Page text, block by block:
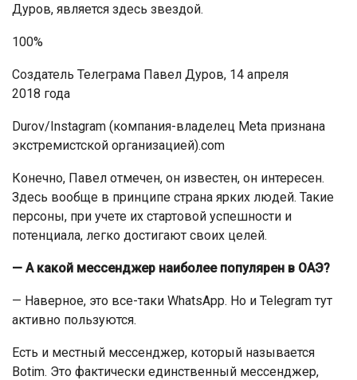
Дуров, является здесь звездой.
100%
Создатель Телеграма Павел Дуров, 14 апреля
2018 года
Durov/Instagram (компания-владелец Meta признана
экстремистской организацией).com
Конечно, Павел отмечен, он известен, он интересен.
Здесь вообще в принципе страна ярких людей. Такие
персоны, при учете их стартовой успешности и
потенциала, легко достигают своих целей.
— А какой мессенджер наиболее популярен в ОАЭ?
— Наверное, это все-таки WhatsApp. Но и Telegram тут
активно пользуются.
Есть и местный мессенджер, который называется
Botim. Это фактически единственный мессенджер,